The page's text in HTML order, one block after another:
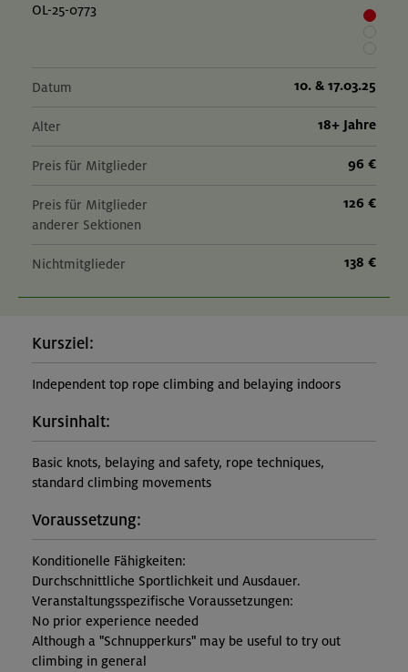
OL-25-0773
Datum 10. & 17.03.25
Alter 18+ Jahre
Preis für Mitglieder 96 €
Preis für Mitglieder
anderer Sektionen
126 €
Nichtmitglieder 138 €
Kursziel:
Independent top rope climbing and belaying indoors
Kursinhalt:
Basic knots, belaying and safety, rope techniques,
standard climbing movements
Voraussetzung:
Konditionelle Fähigkeiten:
Durchschnittliche Sportlichkeit und Ausdauer.
Veranstaltungsspezifische Voraussetzungen:
No prior experience needed
Although a "Schnupperkurs" may be useful to try out
climbing in general